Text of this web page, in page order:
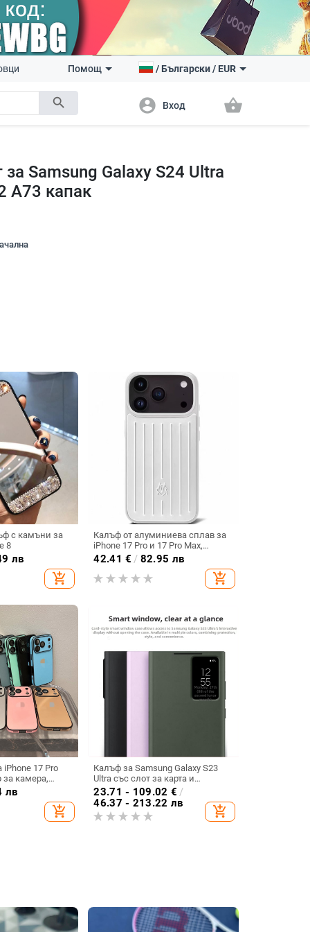
search
Помощ /Български/ EUR
account_circle Вход shopping_basket
Samsung Galaxy S24 Ultra
A73 капак
с камъни за
8
лв
add_shopping_cart
Калъф от алуминиева сплав за
iPhone 17 Pro и 17 Pro Max,
удароустойчив, магнитно
заключване, инжекционно
формован дизайн, възможност
42.41 € / 82.95 лв
add_shopping_cart
17 Pro
за камера,
лв
add_shopping_cart
Калъф за Samsung Galaxy S23
Ultra със слот за карта и
интелигентно прозорче, пълен
обхват, Sleep Chip 23
23.71 - 109.02 € /
46.37 - 213.22 лв
add_shopping_cart